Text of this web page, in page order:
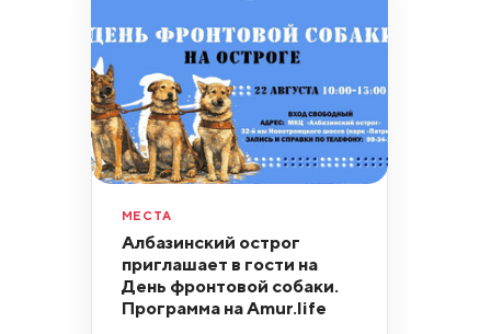
МЕСТА
Албазинский острог
приглашает в гости на
День фронтовой собаки.
Программа на Amur.life